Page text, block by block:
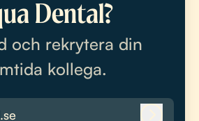
Dental?
och rekrytera din
kollega.